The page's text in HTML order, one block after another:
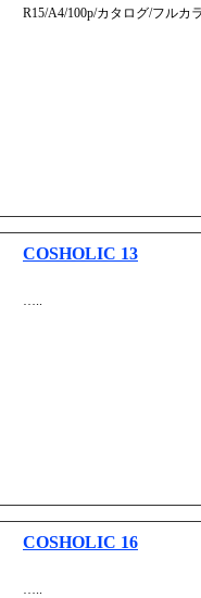
R15/A4/100p/カタログ/フル
COSHOLIC 13
…..
COSHOLIC 16
…..